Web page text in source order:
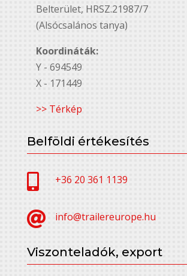
Belterület, HRSZ.21987/7
(Alsócsalános tanya)
Koordináták:
Y - 694549
X - 171449
>> Térkép
Belföldi értékesítés
 +36 20 361 1139
 info@trailereurope.hu
Viszonteladók, export